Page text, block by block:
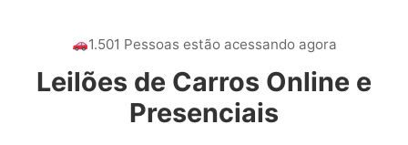
1.501 Pessoas estão acessando agora
Leilões de Carros Online e
Presenciais